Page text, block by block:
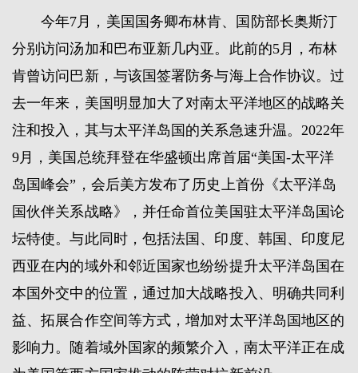
今年7月，美国国务卿布林肯、国防部长奥斯汀
分别访问汤加和巴布亚新几内亚。此前的5月，布林
肯曾访问巴新，与该国签署防务与海上合作协议。过
去一年来，美国明显加大了对南太平洋地区的战略关
注和投入，其与太平洋岛国的关系急速升温。2022年
9月，美国总统拜登在华盛顿出席首届“美国-太平洋
岛国峰会”，会后美方发布了历史上首份《太平洋岛
国伙伴关系战略》，并任命首位美国驻太平洋岛国论
坛特使。与此同时，包括法国、印度、韩国、印度尼
西亚在内的域外和邻近国家也纷纷提升太平洋岛国在
本国外交中的位置，通过加大战略投入、明确共同利
益、拓展合作空间等方式，增加对太平洋岛国地区的
影响力。随着域外国家的频繁介入，南太平洋正在成